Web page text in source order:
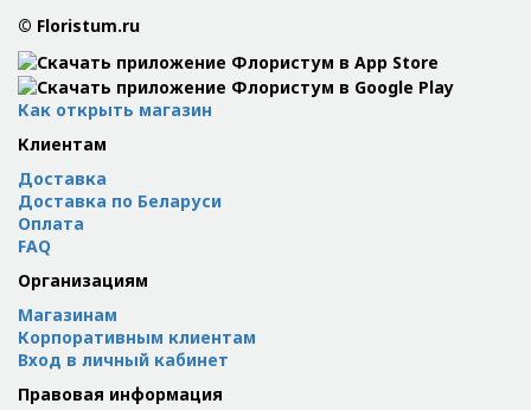
© Floristum.ru
Как открыть магазин
Клиентам
Доставка
Доставка по Беларуси
Оплата
FAQ
Организациям
Магазинам
Корпоративным клиентам
Вход в личный кабинет
Правовая информация